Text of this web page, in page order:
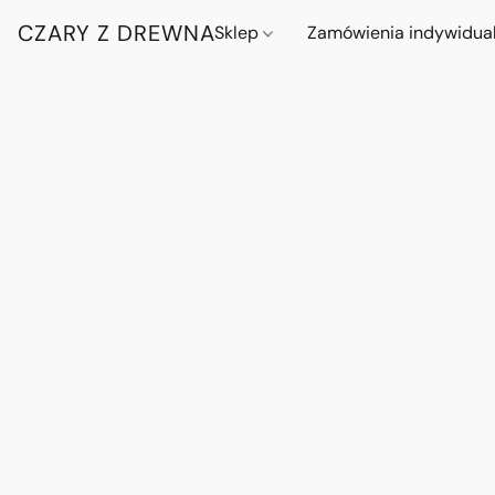
CZARY Z DREWNASklep Zamówienia